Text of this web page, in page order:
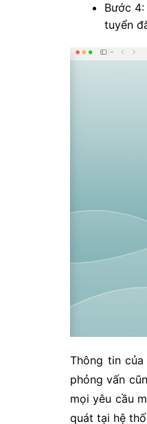
Bước
tuyển
Thông tin
phỏng vấn
mọi yêu cầu
quát tại hệ